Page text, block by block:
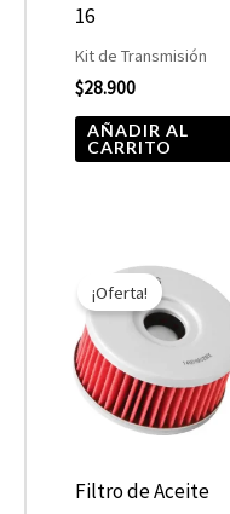
16
Kit de Transmisión
$28.900
AÑADIR AL
CARRITO
¡Oferta!
Filtro de Aceite
precio
original
era:
$7.590.
precio
actual
es:
$3.795.